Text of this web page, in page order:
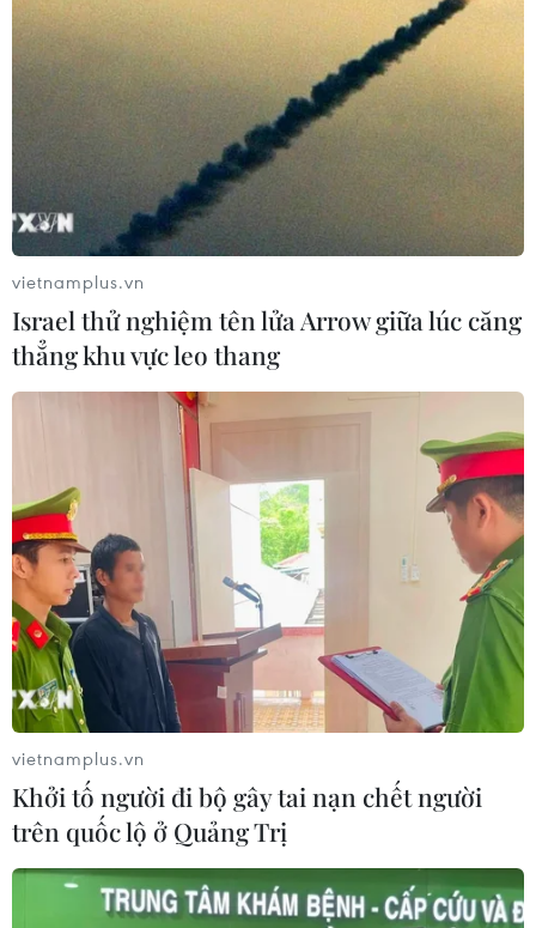
vietnamplus.vn
Israel thử nghiệm tên lửa Arrow giữa lúc căng
thẳng khu vực leo thang
vietnamplus.vn
Khởi tố người đi bộ gây tai nạn chết người
trên quốc lộ ở Quảng Trị